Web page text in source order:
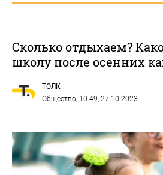
Сколько отдыхаем?
школу после осенних
ТОЛК
Общество, 10:49, 27.10.2023